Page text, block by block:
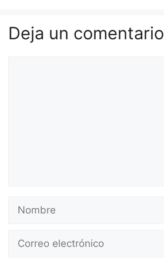
Deja un comentario
Nombre
Correo